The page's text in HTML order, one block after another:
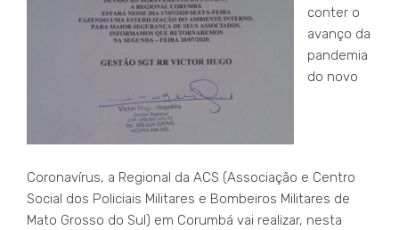
conter o
avanço da
pandemia
do novo
Coronavírus, a Regional da ACS (Associação e Centro
Social dos Policiais Militares e Bombeiros Militares de
Mato Grosso do Sul) em Corumbá vai realizar, nesta